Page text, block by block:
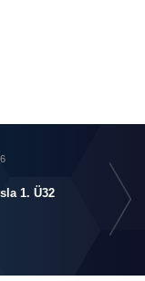
1. Ü32